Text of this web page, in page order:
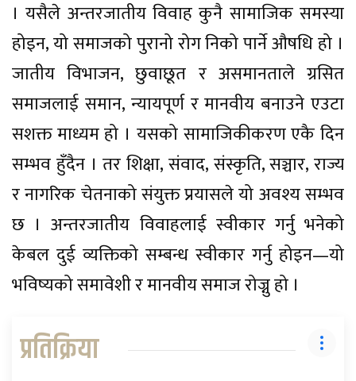
। यसैले अन्तरजातीय विवाह कुनै सामाजिक समस्या
होइन, यो समाजको पुरानो रोग निको पार्ने औषधि हो ।
जातीय विभाजन, छुवाछूत र असमानताले ग्रसित
समाजलाई समान, न्यायपूर्ण र मानवीय बनाउने एउटा
सशक्त माध्यम हो । यसको सामाजिकीकरण एकै दिन
सम्भव हुँदैन । तर शिक्षा, संवाद, संस्कृति, सञ्चार, राज्य
र नागरिक चेतनाको संयुक्त प्रयासले यो अवश्य सम्भव
छ । अन्तरजातीय विवाहलाई स्वीकार गर्नु भनेको
केबल दुई व्यक्तिको सम्बन्ध स्वीकार गर्नु होइन—यो
भविष्यको समावेशी र मानवीय समाज रोज्नु हो ।
प्रतिक्रिया